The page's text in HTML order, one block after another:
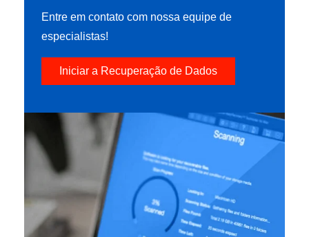
Entre em contato com nossa equipe de
especialistas!
Iniciar a Recuperação de Dados